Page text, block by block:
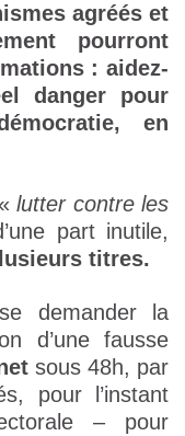
agréés et
pourront
: aidez-
danger pour
en
lutter contre les
part inutile,
titres.
demander la
d’une fausse
sous 48h, par
pour l’instant
– pour